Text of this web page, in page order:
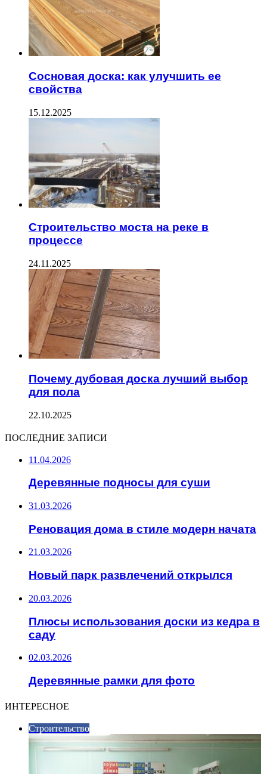
Сосновая доска: как улучшить ее
свойства
15.12.2025
Строительство моста на реке в
процессе
24.11.2025
Почему дубовая доска лучший выбор
для пола
22.10.2025
ПОСЛЕДНИЕ ЗАПИСИ
11.04.2026
Деревянные подносы для суши
31.03.2026
Реновация дома в стиле модерн начата
21.03.2026
Новый парк развлечений открылся
20.03.2026
Плюсы использования доски из кедра в
саду
02.03.2026
Деревянные рамки для фото
ИНТЕРЕСНОЕ
Строительство